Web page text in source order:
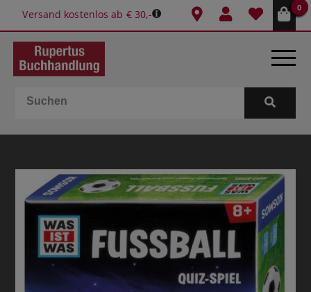
Versand kostenlos ab € 30,-
0
BÜCHER
SPIELE
GESCHENKIDEEN & MEHR
SCHULE & BÜRO